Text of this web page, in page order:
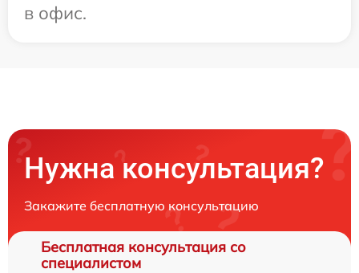
в офис.
Нужна консультация?
Закажите бесплатную консультацию
Бесплатная консультация со
специалистом